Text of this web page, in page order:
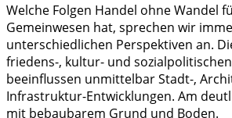
Welche Folgen Handel ohne Wandel
Gemeinwesen hat, sprechen wir
unterschiedlichen Perspektiven an.
friedens-, kultur- und
beeinflussen unmittelbar Stadt-,
Infrastruktur-Entwicklungen. Am
mit bebaubarem Grund und Boden.